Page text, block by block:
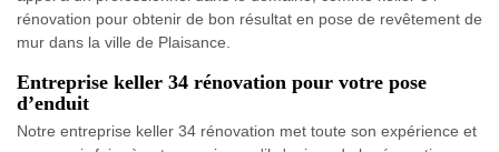
rénovation pour obtenir de bon résultat en pose de revêtement de
mur dans la ville de Plaisance.
Entreprise keller 34 rénovation pour votre pose
d’enduit
Notre entreprise keller 34 rénovation met toute son expérience et